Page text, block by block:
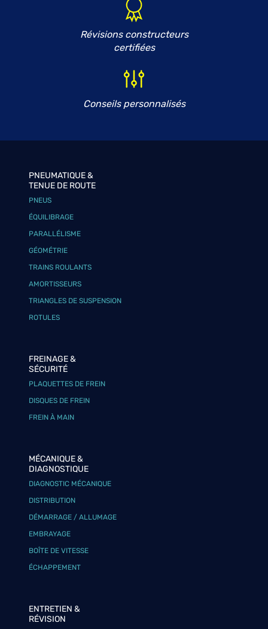
Révisions constructeurs
certifiées
Conseils personnalisés
PNEUMATIQUE &
TENUE DE ROUTE
PNEUS
ÉQUILIBRAGE
PARALLÉLISME
GÉOMÉTRIE
TRAINS ROULANTS
AMORTISSEURS
TRIANGLES DE SUSPENSION
ROTULES
FREINAGE &
SÉCURITÉ
PLAQUETTES DE FREIN
DISQUES DE FREIN
FREIN À MAIN
MÉCANIQUE &
DIAGNOSTIQUE
DIAGNOSTIC MÉCANIQUE
DISTRIBUTION
DÉMARRAGE / ALLUMAGE
EMBRAYAGE
BOÎTE DE VITESSE
ÉCHAPPEMENT
ENTRETIEN &
RÉVISION